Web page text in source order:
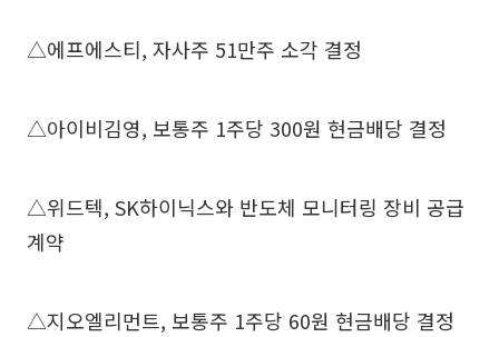
△에프에스티, 자사주 51만주 소각 결정
△아이비김영, 보통주 1주당 300원 현금배당 결정
△위드텍, SK하이닉스와 반도체 모니터링 장비 공급
계약
△지오엘리먼트, 보통주 1주당 60원 현금배당 결정